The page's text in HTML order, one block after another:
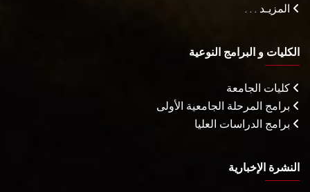
المزيـد . . .
الكليات و البرامج النوعية
كليات الجامعة
برامج المرحلة الجامعية الأولى
برامج الدراسات العليا
النشرة الإخبارية